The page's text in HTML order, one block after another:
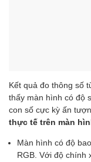
Kết quả đo thông số
thấy màn hình có độ
con số cực kỳ ấn
thực tế trên màn
Màn hình có độ
RGB. Với độ chính